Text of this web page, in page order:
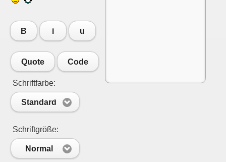
B i u
Quote Code
Schriftfarbe:
Standard
Schriftgröße:
Normal